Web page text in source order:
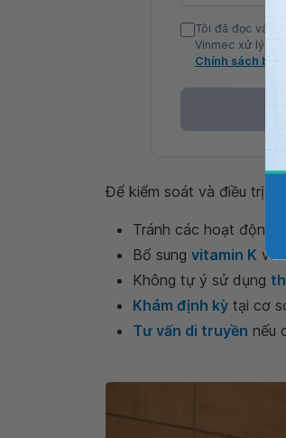
Tôi đã đọc và
Vinmec xử lý
Chính sách bảo
Để kiểm soát và điều trị
Tránh các hoạt động
Bổ sung vitamin K và
Không tự ý sử dụng
Khám định kỳ tại cơ
Tư vấn di truyền nếu